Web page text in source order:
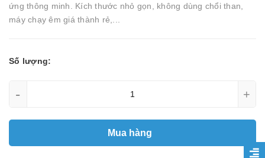
ứng thông minh. Kích thước nhỏ gọn, không dùng chổi than,
máy chạy êm giá thành rẻ,...
Số lượng:
- +
Mua hàng